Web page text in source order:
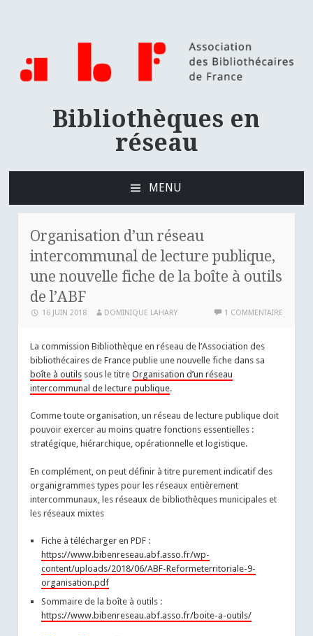
Bibliothèques en
réseau
MENU
PRINCIPAL
Organisation d’un réseau
intercommunal de lecture publique,
une nouvelle fiche de la boîte à outils
de l’ABF
16 JUIN 2018 DOMINIQUE LAHARY 1 COMMENTAIRE
La commission Bibliothèque en réseau de l’Association des
bibliothécaires de France publie une nouvelle fiche dans sa
boîte à outils sous le titreOrganisation d’un réseau
intercommunal de lecture publique.
Comme toute organisation, un réseau de lecture publique doit
pouvoir exercer au moins quatre fonctions essentielles :
stratégique, hiérarchique, opérationnelle et logistique.
En complément, on peut définir à titre purement indicatif des
organigrammes types pour les réseaux entièrement
intercommunaux, les réseaux de bibliothèques municipales et
les réseaux mixtes
Fiche à télécharger en PDF :
https://www.bibenreseau.abf.asso.fr/wp-
content/uploads/2018/06/ABF-Reformeterritoriale-9-
organisation.pdf
Sommaire de la boîte à outils :
https://www.bibenreseau.abf.asso.fr/boite-a-outils/